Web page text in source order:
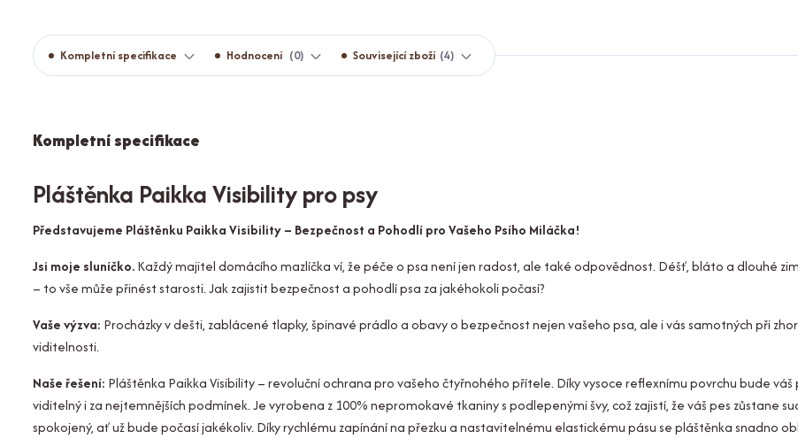
Kompletní specifikace Hodnocení 0 Související zboží 4
Kompletní specifikace
Pláštěnka Paikka Visibility pro psy
Představujeme Pláštěnku Paikka Visibility – Bezpečnost a Pohodlí pro Vašeho Psího Miláčka!
Jsi moje sluníčko.Každý majitel domácího mazlíčka ví, že péče o psa není jen radost, ale také odpovědnost. Déšť, bláto a dlouhé
– to vše může přinést starosti. Jak zajistit bezpečnost a pohodlí psa za jakéhokoli počasí?
Vaše výzva: Procházky v dešti, zablácené tlapky, špinavé prádlo a obavy o bezpečnost nejen vašeho psa, ale i vás samotných při
viditelnosti.
Naše řešení: Pláštěnka Paikka Visibility – revoluční ochrana pro vašeho čtyřnohého přítele. Díky vysoce reflexnímu povrchu bude váš
viditelný i za nejtemnějších podmínek. Je vyrobena z 100% nepromokavé tkaniny s podlepenými švy, což zajistí, že váš pes zůstane
spokojený, ať už bude počasí jakékoliv. Díky rychlému zapínání na přezku a nastavitelnému elastickému pásu se pláštěnka snadno